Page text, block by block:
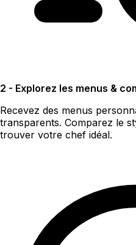
2 - Explorez les menus &
Recevez des menus
transparents. Comparez le
trouver votre chef idéal.